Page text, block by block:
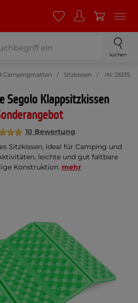
suchen
Campingmatten Sitzkissen IN: 26135
Segolo Klappsitzkissen
10 Bewertung
Sitzkissen, ideal für Camping und
leichte und gut faltbare
Konstruktion. mehr